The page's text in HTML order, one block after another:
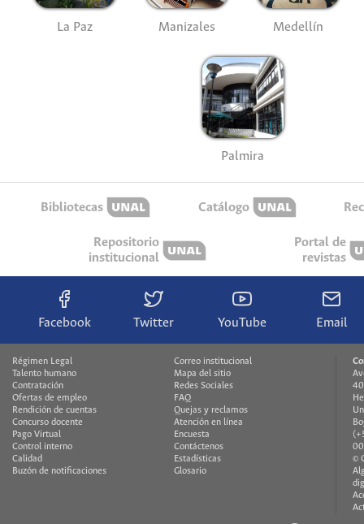
La Paz Manizales Medellín
Palmira
Bibliotecas Catálogo
Repositorio
institucional
Portal de
revistas
Facebook Twitter YouTube Email
Régimen Legal
Talento humano
Contratación
Ofertas de empleo
Rendición de cuentas
Concurso docente
Pago Virtual
Control interno
Calidad
Buzón de notificaciones
Correo institucional
Mapa del sitio
Redes Sociales
FAQ
Quejas y reclamos
Atención en línea
Encuesta
Contáctenos
Estadísticas
Glosario
©